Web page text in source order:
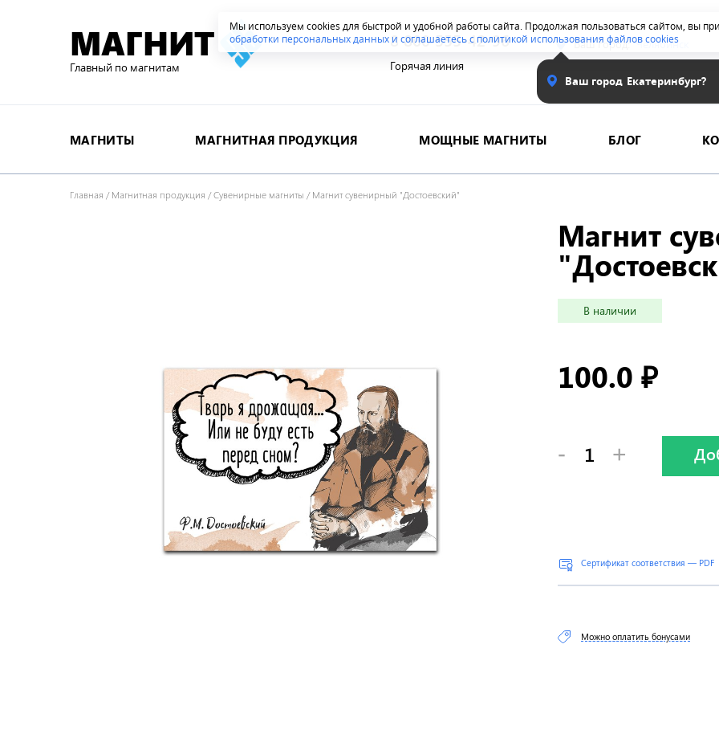
Мы используем cookies для быстрой и удобной работы сайта. Продолжая пользоваться сайтом, вы
обработки персональных данных и соглашаетесь с политикой использования файлов cookies
МАГНИТ
Главный по магнитам
8 800 555-42-96
Горячая линия
Ваш город: Челябинск
Ваш город Екатеринбург?
МАГНИТЫ МАГНИТНАЯ ПРОДУКЦИЯ МОЩНЫЕ МАГНИТЫ БЛОГ
Главная /Магнитная продукция /Сувенирные магниты /Магнит сувенирный "Достоевский"
Магнит
В наличии
100.0 ₽
- +
Сертификат соответствия — PDF
Можно оплатить бонусами